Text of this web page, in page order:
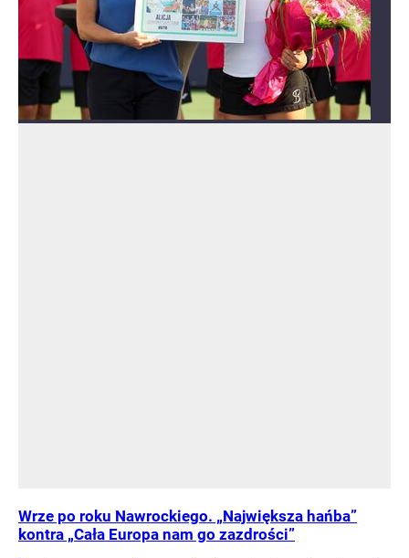
Wrze po roku Nawrockiego. „Największa hańba”
kontra „Cała Europa nam go zazdrości”